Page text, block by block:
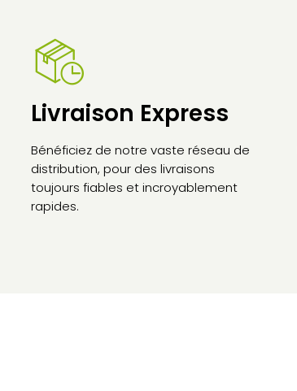
Livraison Express
Bénéficiez de notre vaste réseau de
distribution, pour des livraisons
toujours fiables et incroyablement
rapides.